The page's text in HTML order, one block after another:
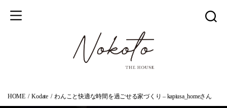
HOME Kodate わんこと快適な時間を過ごせる家づくり – kapiusa_homeさん